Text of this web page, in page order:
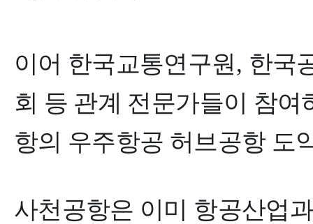
이어 한국교통연구원, 한국
회 등 관계 전문가들이 참
항의 우주항공 허브공항 도
사천공항은 이미 항공산업